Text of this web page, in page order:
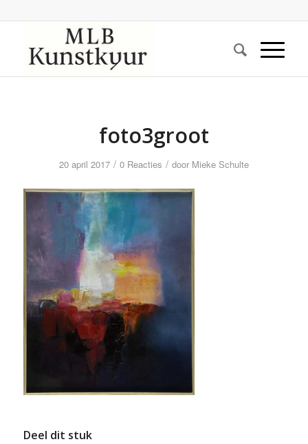
foto3groot
20 april 2017 / 0 Reacties / door Mieke Schulte
Deel dit stuk